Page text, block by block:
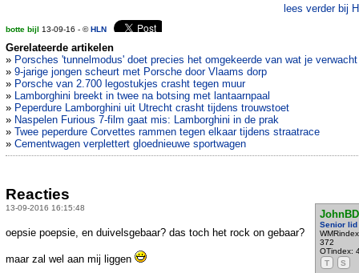
lees verder bij
botte bijl 13-09-16 - ©HLN
Gerelateerde artikelen
» Porsches 'tunnelmodus' doet precies het omgekeerde van wat je verwacht
» 9-jarige jongen scheurt met Porsche door Vlaams dorp
» Porsche van 2.700 legostukjes crasht tegen muur
» Lamborghini breekt in twee na botsing met lantaarnpaal
» Peperdure Lamborghini uit Utrecht crasht tijdens trouwstoet
» Naspelen Furious 7-film gaat mis: Lamborghini in de prak
» Twee peperdure Corvettes rammen tegen elkaar tijdens straatrace
» Cementwagen verplettert gloednieuwe sportwagen
Reacties
13-09-2016 16:15:48
JohnBD
Senior lid
372
OTindex:
T
S
oepsie poepsie, en duivelsgebaar? das toch het rock on gebaar?
maar zal wel aan mij liggen